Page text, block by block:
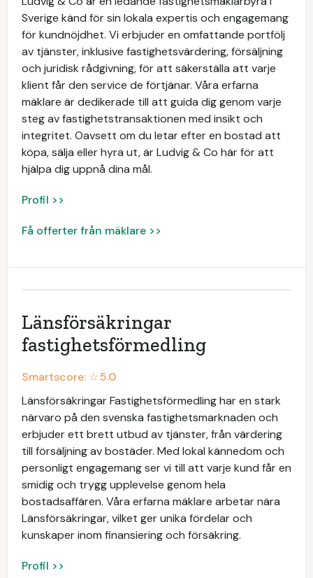
Sverige känd för sin lokala expertis och engagemang
för kundnöjdhet. Vi erbjuder en omfattande portfölj
av tjänster, inklusive fastighetsvärdering, försäljning
och juridisk rådgivning, för att säkerställa att varje
klient får den service de förtjänar. Våra erfarna
mäklare är dedikerade till att guida dig genom varje
steg av fastighetstransaktionen med insikt och
integritet. Oavsett om du letar efter en bostad att
köpa, sälja eller hyra ut, är Ludvig & Co här för att
hjälpa dig uppnå dina mål.
Profil >>
Få offerter från mäklare >>
Länsförsäkringar
fastighetsförmedling
Smartscore: ☆5.0
Länsförsäkringar Fastighetsförmedling har en stark
närvaro på den svenska fastighetsmarknaden och
erbjuder ett brett utbud av tjänster, från värdering
till försäljning av bostäder. Med lokal kännedom och
personligt engagemang ser vi till att varje kund får en
smidig och trygg upplevelse genom hela
bostadsaffären. Våra erfarna mäklare arbetar nära
Länsförsäkringar, vilket ger unika fördelar och
kunskaper inom finansiering och försäkring.
Profil >>